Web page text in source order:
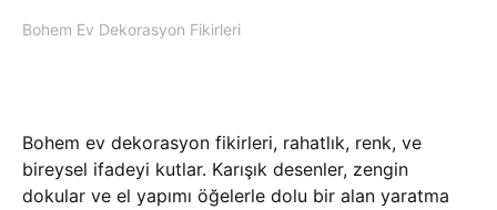
Bohem Ev Dekorasyon Fikirleri
Bohem ev dekorasyon fikirleri, rahatlık, renk, ve
bireysel ifadeyi kutlar. Karışık desenler, zengin
dokular ve el yapımı öğelerle dolu bir alan yaratma